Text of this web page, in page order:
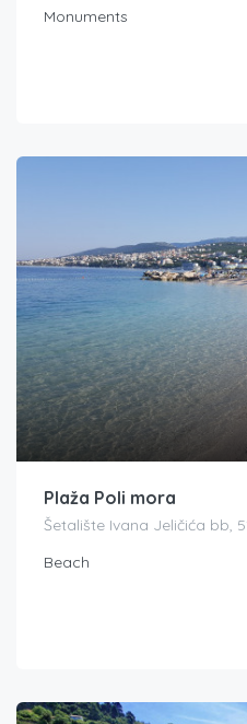
Monuments
Plaža Poli mora
Šetalište Ivana Jeličića bb,
Beach